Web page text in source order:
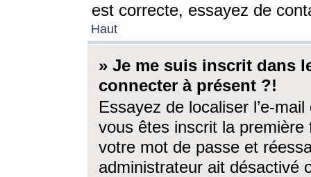
est correcte, essayez de
Haut
» Je me suis inscrit dans
connecter à présent ?!
Essayez de localiser l’e-
vous êtes inscrit la première
votre mot de passe et
administrateur ait désactivé